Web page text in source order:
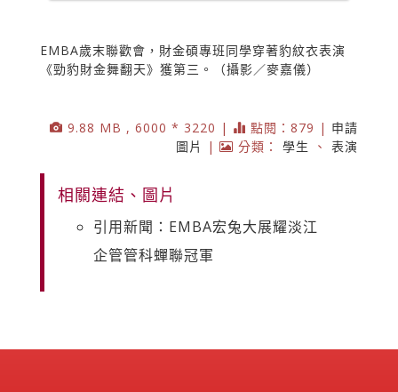
EMBA歲末聯歡會，財金碩專班同學穿著豹紋衣表演
《勁豹財金舞翻天》獲第三。（攝影／麥嘉儀）
9.88 MB , 6000 * 3220 | 點閱：879 | 申請
圖片
| 分類： 學生 、 表演
相關連結、圖片
引用新聞：EMBA宏兔大展耀淡江
企管管科蟬聯冠軍